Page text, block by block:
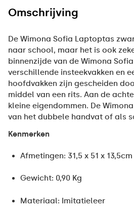
Omschrijving
De Wimona Sofia Laptoptas
naar school, maar het is ook
binnenzijde van de Wimona
verschillende insteekvakken en
hoofdvakken zijn gescheiden
middel van een rits. Aan de
kleine eigendommen. De
van het dubbele handvat of als
Kenmerken
Afmetingen: 31,5 x 51 x 13,5cm
Gewicht: 0,90 Kg
Materiaal: Imitatieleer